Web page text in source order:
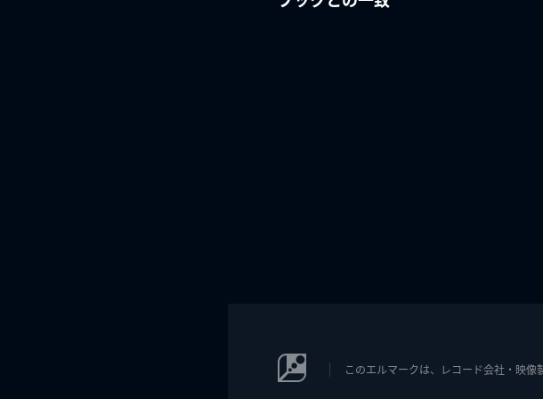
このエルマークは、レコード会社・映